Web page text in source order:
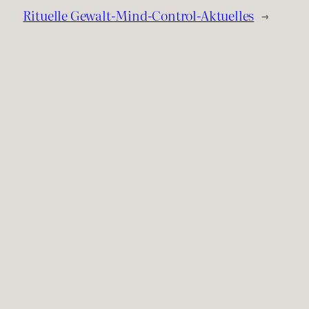
Rituelle Gewalt-Mind-Control-Aktuelles →